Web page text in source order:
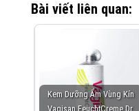
Bài viết liên quan:
Kem Dưỡng Ẩm Vùng Kín
Vagisan FeuchtCreme Dr.